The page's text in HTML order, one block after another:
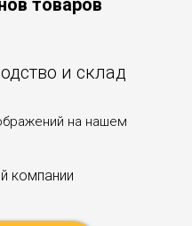
товаров
и склад
на нашем
компании